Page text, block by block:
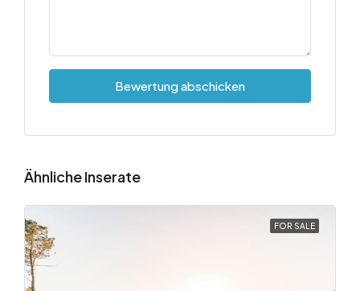
Bewertung abschicken
Ähnliche Inserate
FOR SALE